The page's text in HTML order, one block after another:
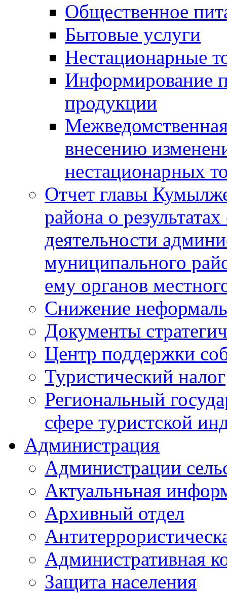
Общественное
Бытовые услуги
Нестационарные
Информирование
продукции
внесению
нестационарных
Отчет главы
района о
деятельности
муниципального
ему органов
Снижение
Документы
Центр поддержки
Туристический налог
Региональный
сфере туристской
Администрация
Администрации
Актуальньная
Архивный отдел
Административная
Защита населения